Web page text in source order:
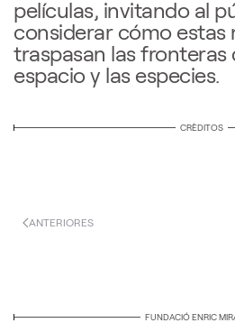
películas, invitando al
considerar cómo estas
traspasan las fronteras
espacio y las especies.
CRÈDITOS
ANTERIORES
FUNDACIÓ ENRIC